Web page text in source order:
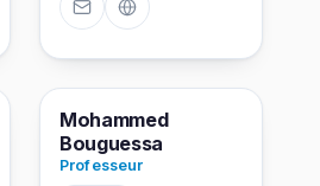
MB
Mohammed
Bouguessa
Professeur